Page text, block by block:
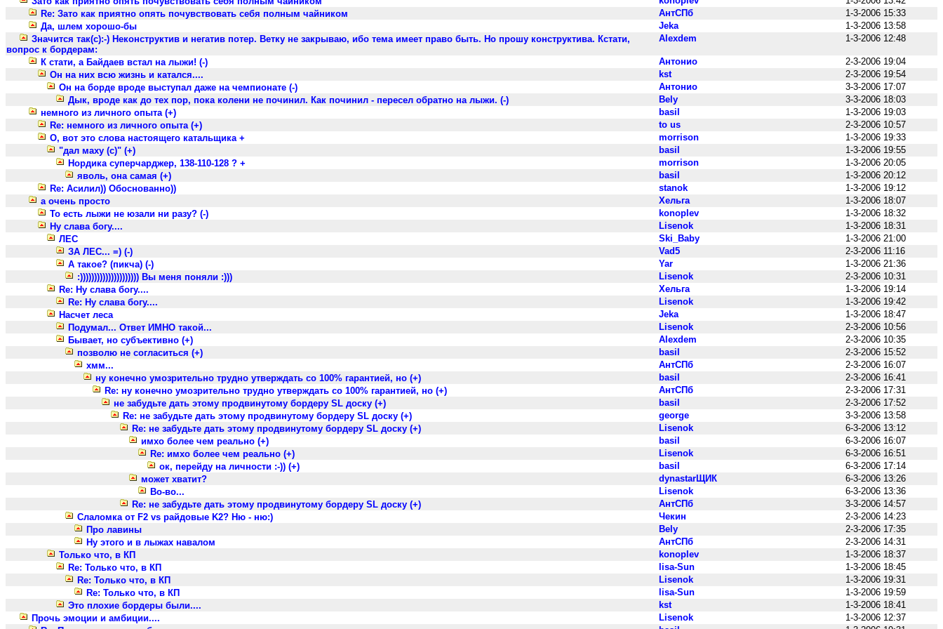
Re: Зато как приятно опять почувствовать себя полным чайником
АнтСПб
1-3-2006 15:33
Да, шлем хорошо-бы
Jeka
1-3-2006 13:58
Значится так(с):-) Неконструктив и негатив потер. Ветку не закрываю, ибо тема имеет право быть. Но прошу конструктива. Кстати,
вопрос к бордерам:
Alexdem 1-3-2006 12:48
К стати, а Байдаев встал на лыжи! (-) Антонио
2-3-2006 19:04
Он на них всю жизнь и катался....
kst
2-3-2006 19:54
Он на борде вроде выступал даже на чемпионате (-)
Антонио
3-3-2006 17:07
Дык, вроде как до тех пор, пока колени не починил. Как починил - пересел обратно на лыжи. (-)
Bely
3-3-2006 18:03
немного из личного опыта (+)
basil
1-3-2006 19:03
Re: немного из личного опыта (+)
to us
2-3-2006 10:57
О, вот это слова настоящего катальщика +
morrison
1-3-2006 19:33
"дал маху (с)" (+)
basil
1-3-2006 19:55
Нордика суперчарджер, 138-110-128 ? +
morrison
1-3-2006 20:05
яволь, она самая (+)
basil
1-3-2006 20:12
Re: Асилил)) Обоснованно))
stanok
1-3-2006 19:12
а очень просто
Хельга
1-3-2006 18:07
То есть лыжи не юзали ни разу? (-)
konoplev
1-3-2006 18:32
Ну слава богу....
Lisenok
1-3-2006 18:31
ЛЕС
Ski_Baby
1-3-2006 21:00
ЗА ЛЕС... =) (-)
Vad5
2-3-2006 11:16
А такое? (пикча) (-)
Yar
1-3-2006 21:36
:))))))))))))))))))))) Вы меня поняли :)))
Lisenok
2-3-2006 10:31
Re: Ну слава богу....
Хельга
1-3-2006 19:14
Re: Ну слава богу....
Lisenok
1-3-2006 19:42
Насчет леса
Jeka
1-3-2006 18:47
Подумал... Ответ ИМНО такой...
Lisenok
2-3-2006 10:56
Бывает, но субъективно (+)
Alexdem
2-3-2006 10:35
позволю не согласиться (+)
basil
2-3-2006 15:52
хмм...
АнтСПб
2-3-2006 16:07
ну конечно умозрительно трудно утверждать со 100% гарантией, но (+)
basil
2-3-2006 16:41
Re: ну конечно умозрительно трудно утверждать со 100% гарантией, но (+)
АнтСПб
2-3-2006 17:31
не забудьте дать этому продвинутому бордеру SL доску (+)
basil
2-3-2006 17:52
Re: не забудьте дать этому продвинутому бордеру SL доску (+)
george
3-3-2006 13:58
Re: не забудьте дать этому продвинутому бордеру SL доску (+)
Lisenok
6-3-2006 13:12
имхо более чем реально (+)
basil
6-3-2006 16:07
Re: имхо более чем реально (+)
Lisenok
6-3-2006 16:51
ок, перейду на личности :-)) (+)
basil
6-3-2006 17:14
может хватит?
dynastarЩИК
6-3-2006 13:26
Во-во...
Lisenok
6-3-2006 13:36
Re: не забудьте дать этому продвинутому бордеру SL доску (+)
АнтСПб
3-3-2006 14:57
Слаломка от F2 vs райдовые K2? Ню - ню:)
Чекин
2-3-2006 14:23
Про лавины
Bely
2-3-2006 17:35
Ну этого и в лыжах навалом
АнтСПб
2-3-2006 14:31
Только что, в КП
konoplev
1-3-2006 18:37
Re: Только что, в КП
lisa-Sun
1-3-2006 18:45
Re: Только что, в КП
Lisenok
1-3-2006 19:31
Re: Только что, в КП
lisa-Sun
1-3-2006 19:59
Это плохие бордеры были....
kst
1-3-2006 18:41
Прочь эмоции и амбиции....
Lisenok
1-3-2006 12:37